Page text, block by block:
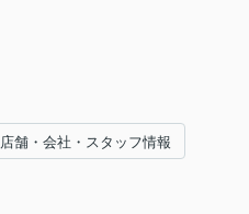
店舗・会社・スタッフ情報